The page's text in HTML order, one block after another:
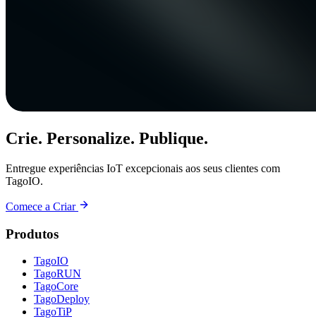
Crie. Personalize. Publique.
Entregue experiências IoT excepcionais aos seus clientes com
TagoIO.
Comece a Criar
Produtos
TagoIO
TagoRUN
TagoCore
TagoDeploy
TagoTiP